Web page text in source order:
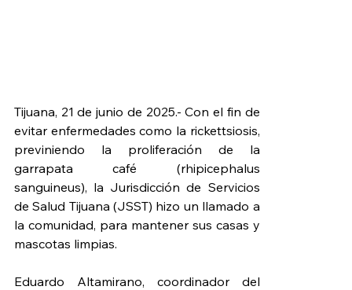
Tijuana, 21 de junio de 2025.- Con el fin de
evitar enfermedades como la rickettsiosis,
previniendo la proliferación de la
garrapata café (rhipicephalus
sanguineus), la Jurisdicción de Servicios
de Salud Tijuana (JSST) hizo un llamado a
la comunidad, para mantener sus casas y
mascotas limpias.
Eduardo Altamirano, coordinador del